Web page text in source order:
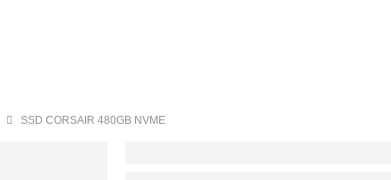
SSD CORSAIR 480GB NVME